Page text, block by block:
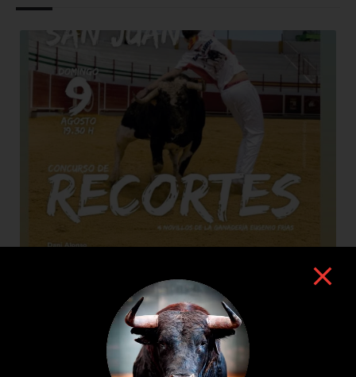
9 de agosto de 2026